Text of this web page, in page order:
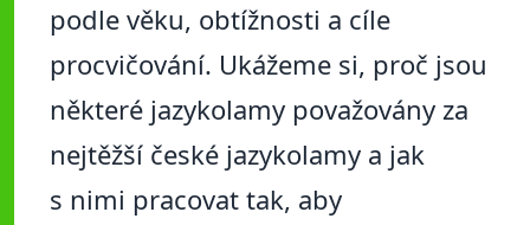
podle věku, obtížnosti a cíle
procvičování. Ukážeme si, proč jsou
některé jazykolamy považovány za
nejtěžší české jazykolamy a jak
s nimi pracovat tak, aby